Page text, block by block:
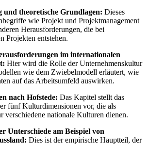
theoretische Grundlagen: Dieses
wie Projekt und Projektmanagement
Herausforderungen, die bei
Projekten entstehen.
im internationalen
Hier wird die Rolle der Unternehmenskultur
wie dem Zwiebelmodell erläutert, wie
auf das Arbeitsumfeld auswirken.
nach Hofstede: Das Kapitel stellt das
fünf Kulturdimensionen vor, die als
verschiedene nationale Kulturen dienen.
Unterschiede am Beispiel von
Dies ist der empirische Hauptteil, der